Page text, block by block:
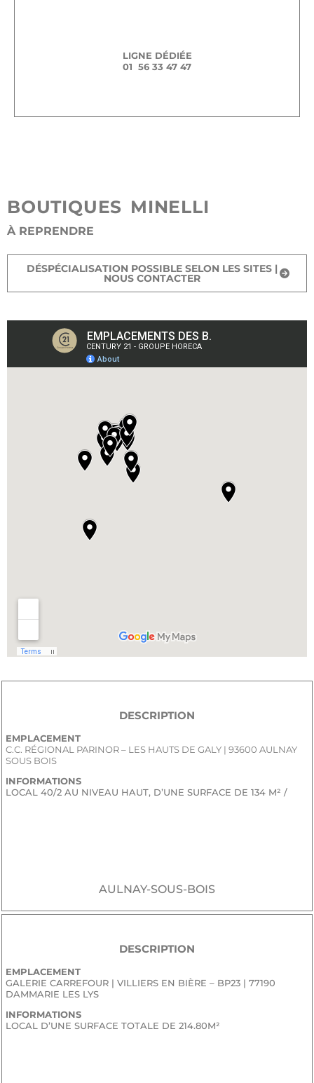
LIGNE DÉDIÉE
01 56 33 47 47
BOUTIQUES MINELLI
À REPRENDRE
DÉSPÉCIALISATION POSSIBLE SELON LES SITES |
NOUS CONTACTER
DESCRIPTION
EMPLACEMENT
C.C. RÉGIONAL PARINOR – LES HAUTS DE GALY | 93600 AULNAY
SOUS BOIS
INFORMATIONS
LOCAL 40/2 AU NIVEAU HAUT, D’UNE SURFACE DE 134 M² /
AULNAY-SOUS-BOIS
DESCRIPTION
EMPLACEMENT
GALERIE CARREFOUR | VILLIERS EN BIÈRE – BP23 | 77190
DAMMARIE LES LYS
INFORMATIONS
LOCAL D’UNE SURFACE TOTALE DE 214.80M²